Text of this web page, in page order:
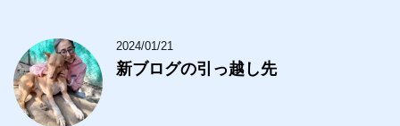
2024/01/21
新ブログの引っ越し先